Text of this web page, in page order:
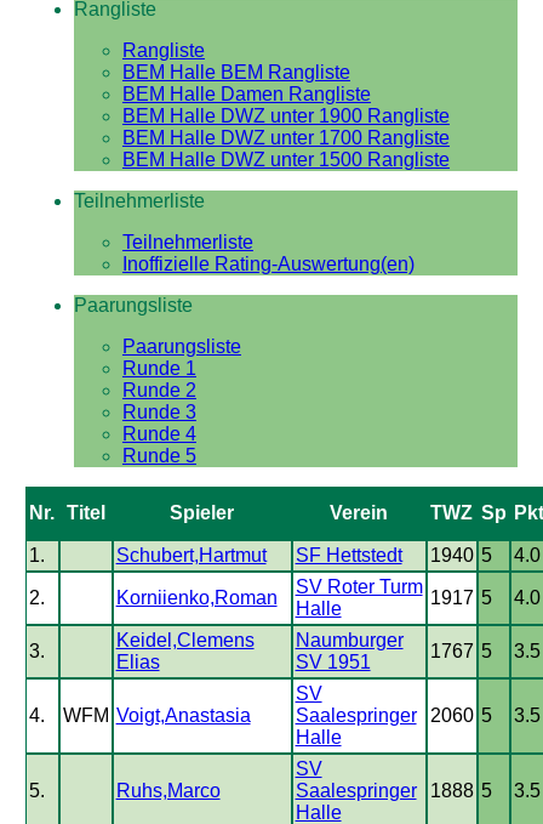
Rangliste
Rangliste
BEM Halle BEM Rangliste
BEM Halle Damen Rangliste
BEM Halle DWZ unter 1900 Rangliste
BEM Halle DWZ unter 1700 Rangliste
BEM Halle DWZ unter 1500 Rangliste
Teilnehmerliste
Teilnehmerliste
Inoffizielle Rating-Auswertung(en)
Paarungsliste
Paarungsliste
Runde 1
Runde 2
Runde 3
Runde 4
Runde 5
Nr. Titel Spieler Verein TWZ Sp Pkt
1. Schubert,Hartmut SF Hettstedt 1940 5 4.0
2. Korniienko,Roman
SV Roter Turm
Halle
1917 5 4.0
3.
Keidel,Clemens
Elias
Naumburger
SV 1951
1767 5 3.5
4. WFM Voigt,Anastasia
SV
Saalespringer
Halle
2060 5 3.5
5. Ruhs,Marco
SV
Saalespringer
Halle
1888 5 3.5